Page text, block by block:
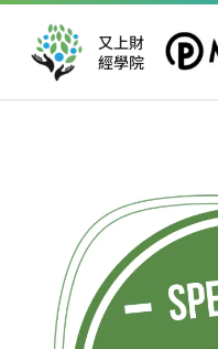
要
又上財
經學院